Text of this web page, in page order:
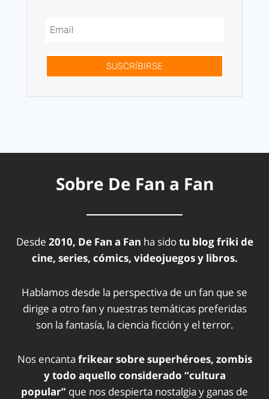
SUSCRÍBIRSE
Sobre De Fan a Fan
Desde 2010, De Fan a Fan ha sidotu blog friki de
cine, series, cómics, videojuegos y libros.
Hablamos desde la perspectiva de un fan que se
dirige a otro fan y nuestras temáticas preferidas
son la fantasía, la ciencia ficción y el terror.
Nos encanta frikear sobre superhéroes, zombis
y todo aquello considerado “cultura
popular” que nos despierta nostalgia y ganas de